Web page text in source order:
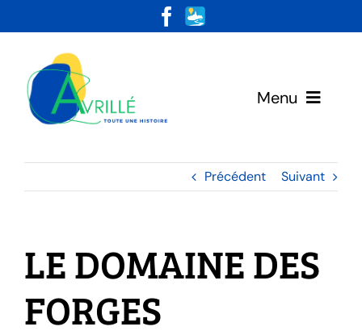
to
Menu
Vivre & Habiter
Loisirs & Découvertes
Précédent Suivant
LE DOMAINE DES
FORGES